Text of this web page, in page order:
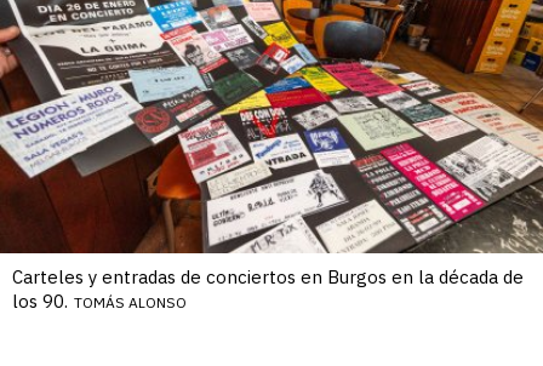
Carteles y entradas de conciertos en Burgos en la década de
los 90. TOMÁS ALONSO